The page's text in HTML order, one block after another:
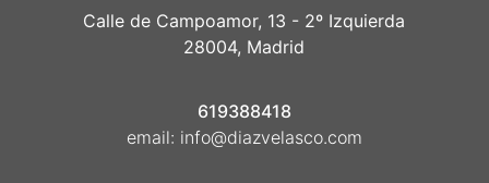
Calle de Campoamor, 13 - 2º Izquierda
28004, Madrid
619388418
email: info@diazvelasco.com